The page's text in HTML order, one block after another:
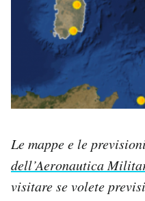
Le mappe e le
dell’Aeronautica
visitare se volete